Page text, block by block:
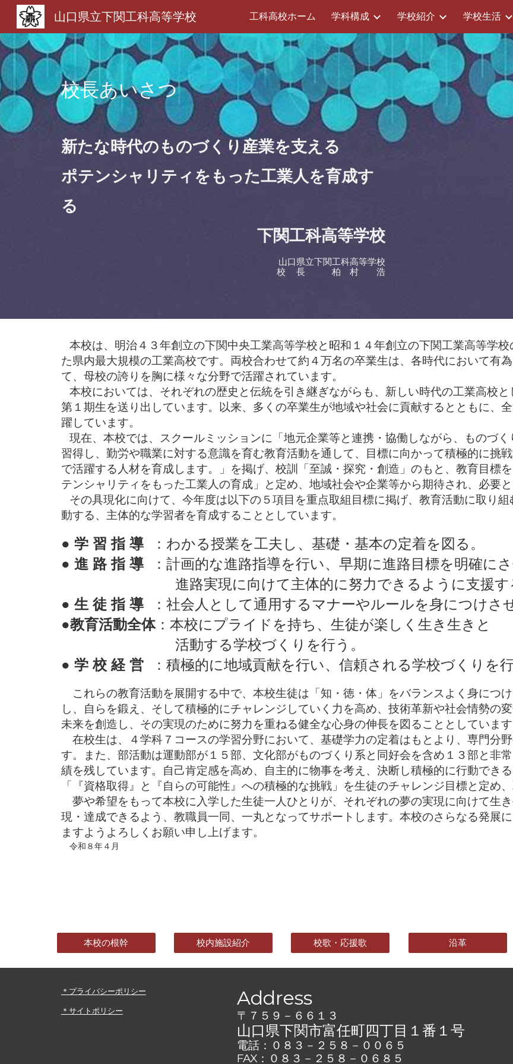
Skip to main content Skip to
山口県立下関工科高等学校 工科高校ホーム 学科構成 学校紹介 学校生活
校長あいさつ
新たな時代のものづくり産業を支える
ポテンシャリティをもった工業人を育成す
る
下関工科高等学校
山口県立下関工科高等学校
校 長
柏 村 浩
本校は、明治４３年創立の下関中央工業高等学校と昭和１４年創立の下関工業高等学
た県内最大規模の工業高校です。両校合わせて約４万名の卒業生は、各時代において有
て、母校の誇りを胸に様々な分野で活躍されています。
本校においては、それぞれの歴史と伝統を引き継ぎながらも、新しい時代の工業高校
第１期生を送り出しています。以来、多くの卒業生が地域や社会に貢献するとともに、
躍しています。
現在、本校では、スクールミッションに「地元企業等と連携・協働しながら、ものづ
習得し、勤労や職業に対する意識を育む教育活動を通して、目標に向かって積極的に挑
で活躍する人材を育成します。」を掲げ、校訓「至誠・探究・創造」のもと、教育目標
テンシャリティをもった工業人の育成」と定め、地域社会や企業等から期待され、必要
その具現化に向けて、今年度は以下の５項目を重点取組目標に掲げ、教育活動に取り
動する、主体的な学習者を育成することとしています。
● 学 習 指 導：わかる授業を工夫し、基礎・基本の定着を図る。
● 進 路 指 導：計画的な進路指導を行い、早期に進路目標を明確にさ
進路実現に向けて主体的に努力できるように支援す
● 生 徒 指 導：社会人として通用するマナーやルールを身につけさせ
●教育活動全体：本校にプライドを持ち、生徒が楽しく生き生きと
活動する学校づくりを行う。
● 学 校 経 営：積極的に地域貢献を行い、信頼される学校づくりを行
これらの教育活動を展開する中で、本校生徒は「知・徳・体」をバランスよく身につ
し、自らを鍛え、そして積極的にチャレンジしていく力を高め、技術革新や社会情勢の
未来を創造し、その実現のために努力を重ねる健全な心身の伸長を図ることとしています
在校生は、４学科７コースの学習分野において、基礎学力の定着はもとより、専門分
す。また、部活動は運動部が１５部、文化部がものづくり系と同好会を含め１３部と非
績を残しています。自己肯定感を高め、自主的に物事を考え、決断し積極的に行動でき
「『資格取得』と『自らの可能性』への積極的な挑戦」を生徒のチャレンジ目標と定め、
夢や希望をもって本校に入学した生徒一人ひとりが、それぞれの夢の実現に向けて生
現・達成できるよう、教職員一同、一丸となってサポートします。本校のさらなる発展
ますようよろしくお願い申し上げます。
令和８年４月
本校の根幹 校内施設紹介 校歌・応援歌 沿革
＊プライバシーポリシー
＊サイトポリシー
Address
〒７５９－６６１３
山口県下関市富任町四丁目１番１号
電話：０８３－２５８－００６５
FAX：０８３－２５８－０６８５